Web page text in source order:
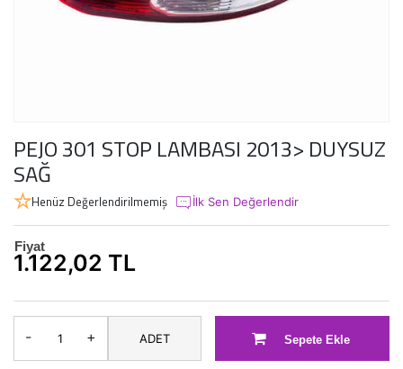
PEJO 301 STOP LAMBASI 2013> DUYSUZ
SAĞ
Henüz Değerlendirilmemiş İlk Sen Değerlendir
Fiyat
1.122,02 TL
- + ADET Sepete Ekle